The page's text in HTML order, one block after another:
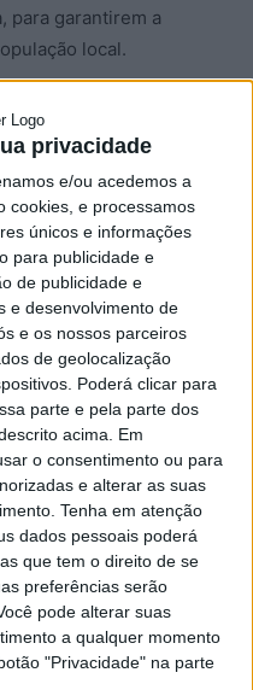
privacidade
e/ou acedemos a
cookies, e processamos
únicos e informações
para publicidade e
de publicidade e
e desenvolvimento de
e os nossos parceiros
de geolocalização
Poderá clicar para
parte e pela parte dos
acima. Em
o consentimento ou para
e alterar as suas
Tenha em atenção
dados pessoais poderá
que tem o direito de se
preferências serão
pode alterar suas
a qualquer momento
"Privacidade" na parte
para garantirem a
local.
e da Assembleia
Municipal de Segurança
Social e Proteção
de segurança e dos
de junta, diretores
os representantes do
com atividade no setor
na Estação Diária – 96.8
Lamego